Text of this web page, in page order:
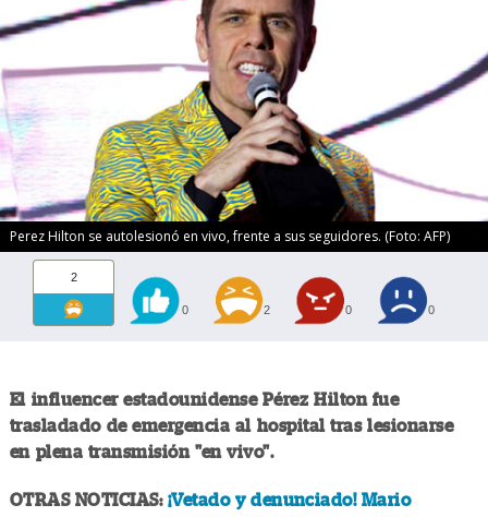
Perez Hilton se autolesionó en vivo, frente a sus seguidores. (Foto: AFP)
2
0 2 0 0
El influencer estadounidense Pérez Hilton fue
trasladado de emergencia al hospital tras lesionarse
en plena transmisión "en vivo".
OTRAS NOTICIAS: ¡Vetado y denunciado! Mario